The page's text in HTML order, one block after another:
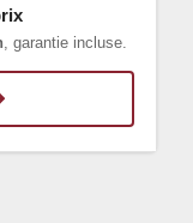
, garantie incluse.